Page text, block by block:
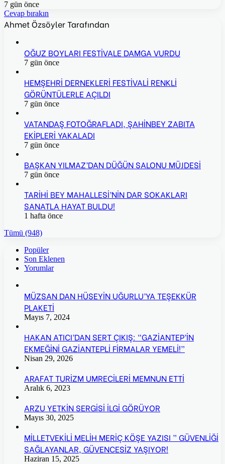
7 gün önce
Cevap bırakın
Ahmet Özsöyler Tarafından
OĞUZ BOYLARI FESTİVALE DAMGA VURDU
7 gün önce
HEMŞEHRİ DERNEKLERİ FESTİVALİ RENKLİ
GÖRÜNTÜLERLE AÇILDI
7 gün önce
VATANDAŞ FOTOĞRAFLADI, ŞAHİNBEY ZABITA
EKİPLERİ YAKALADI
7 gün önce
BAŞKAN YILMAZ’DAN DÜĞÜN SALONU MÜJDESİ
7 gün önce
TARİHİ BEY MAHALLESİ’NİN DAR SOKAKLARI
SANATLA HAYAT BULDU!
1 hafta önce
Tümü (948)
Popüler
Son Eklenen
Yorumlar
MÜZSAN DAN HÜSEYİN UĞURLU’YA TEŞEKKÜR
PLAKETİ
Mayıs 7, 2024
HAKAN ATICI’DAN SERT ÇIKIŞ: “GAZİANTEP’İN
EKMEĞİNİ GAZİANTEPLİ FİRMALAR YEMELİ!”
Nisan 29, 2026
ARAFAT TURİZM UMRECİLERİ MEMNUN ETTİ
Aralık 6, 2023
ARZU YETKİN SERGİSİ İLGİ GÖRÜYOR
Mayıs 30, 2025
MİLLETVEKİLİ MELİH MERİÇ KÖŞE YAZISI ” GÜVENLİĞİ
SAĞLAYANLAR, GÜVENCESİZ YAŞIYOR!
Haziran 15, 2025